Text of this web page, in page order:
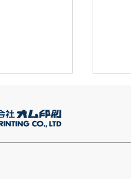
この話を書く
きなこがま
ます